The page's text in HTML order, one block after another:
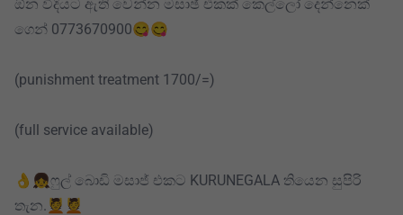
ඕන විදියට ඇති වෙන්න මසාඡ් එකක් කෙල්ලෝ දෙන්නෙක්
ගෙන් 0773670900😋😋
(punishment treatment 1700/=)
(full service available)
👌👧ෆුල් බොඩි මසාජ් එකට KURUNEGALA තියෙන සුපිරි
තැන.💆💆